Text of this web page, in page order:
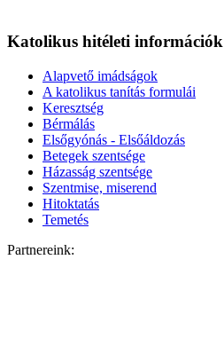
Katolikus hitéleti információk
Alapvető imádságok
A katolikus tanítás formulái
Keresztség
Bérmálás
Elsőgyónás - Elsőáldozás
Betegek szentsége
Házasság szentsége
Szentmise, miserend
Hitoktatás
Temetés
Partnereink: